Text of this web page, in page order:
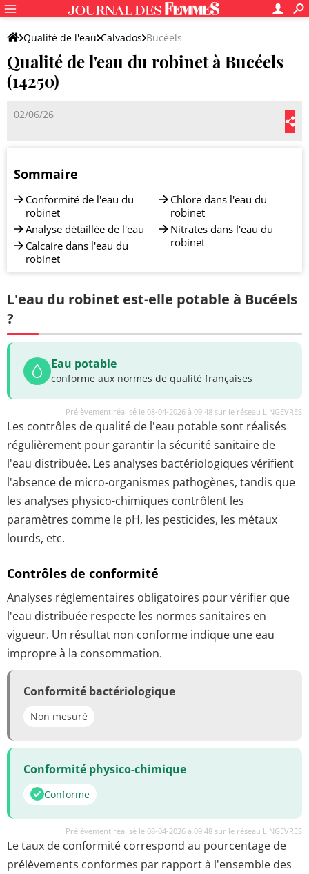
Qualité de l'eau Calvados Bucéels
Qualité de l'eau du robinet à Bucéels
(14250)
02/06/26
Sommaire
Conformité de l'eau du
robinet
Analyse détaillée de l'eau
Calcaire dans l'eau du
robinet
Chlore dans l'eau du
robinet
Nitrates dans l'eau du
robinet
L'eau du robinet est-elle potable à Bucéels
?
Eau potable
conforme aux normes de qualité françaises
Prélèvement réalisé le 08-04-2026 à 09:48 sur le réseau LINGEVRES
Les contrôles de qualité de l'eau potable sont réalisés
régulièrement pour garantir la sécurité sanitaire de
l'eau distribuée. Les analyses bactériologiques vérifient
l'absence de micro-organismes pathogènes, tandis que
les analyses physico-chimiques contrôlent les
paramètres comme le pH, les pesticides, les métaux
lourds, etc.
Contrôles de conformité
Analyses réglementaires obligatoires pour vérifier que
l'eau distribuée respecte les normes sanitaires en
vigueur. Un résultat non conforme indique une eau
impropre à la consommation.
Conformité bactériologique
Non mesuré
Conformité physico-chimique
Conforme
Prélèvement réalisé le 08-04-2026 à 09:48 sur le réseau LINGEVRES
Le taux de conformité correspond au pourcentage de
prélèvements conformes par rapport à l'ensemble des